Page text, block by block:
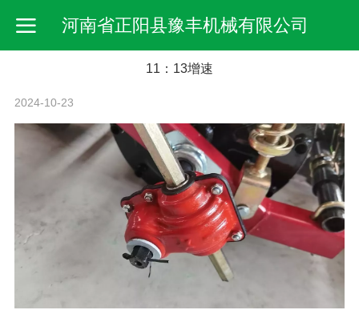
河南省正阳县豫丰机械有限公司
11：13增速
2024-10-23